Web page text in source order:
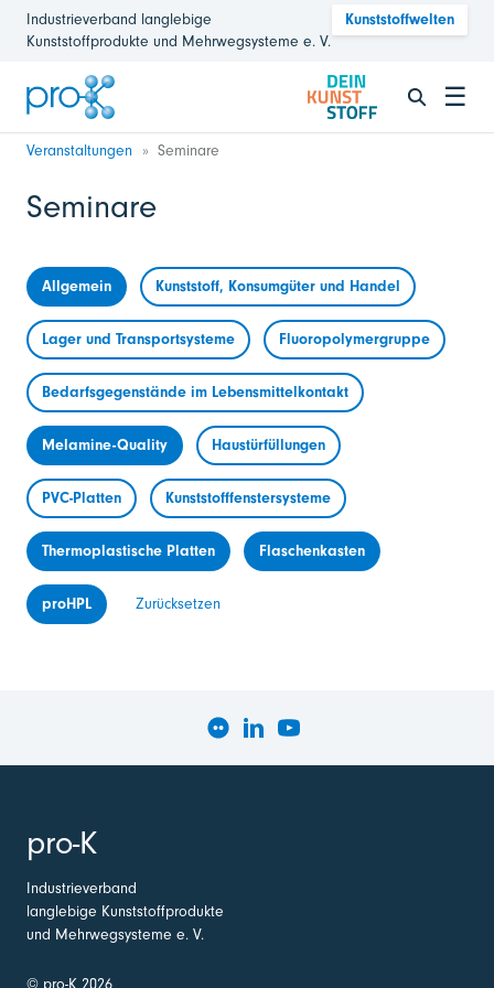
Industrieverband langlebige
Kunststoffprodukte und Mehrwegsysteme e. V.
Kunststoffwelten
☰
Veranstaltungen Seminare
Seminare
Allgemein Kunststoff, Konsumgüter und Handel
Lager und Transportsysteme Fluoropolymergruppe
Bedarfsgegenstände im Lebensmittelkontakt
Melamine-Quality Haustürfüllungen
PVC-Platten Kunststofffenstersysteme
Thermoplastische Platten Flaschenkasten
proHPL Zurücksetzen
pro-K
Industrieverband
langlebige Kunststoffprodukte
und Mehrwegsysteme e. V.
© pro-K 2026